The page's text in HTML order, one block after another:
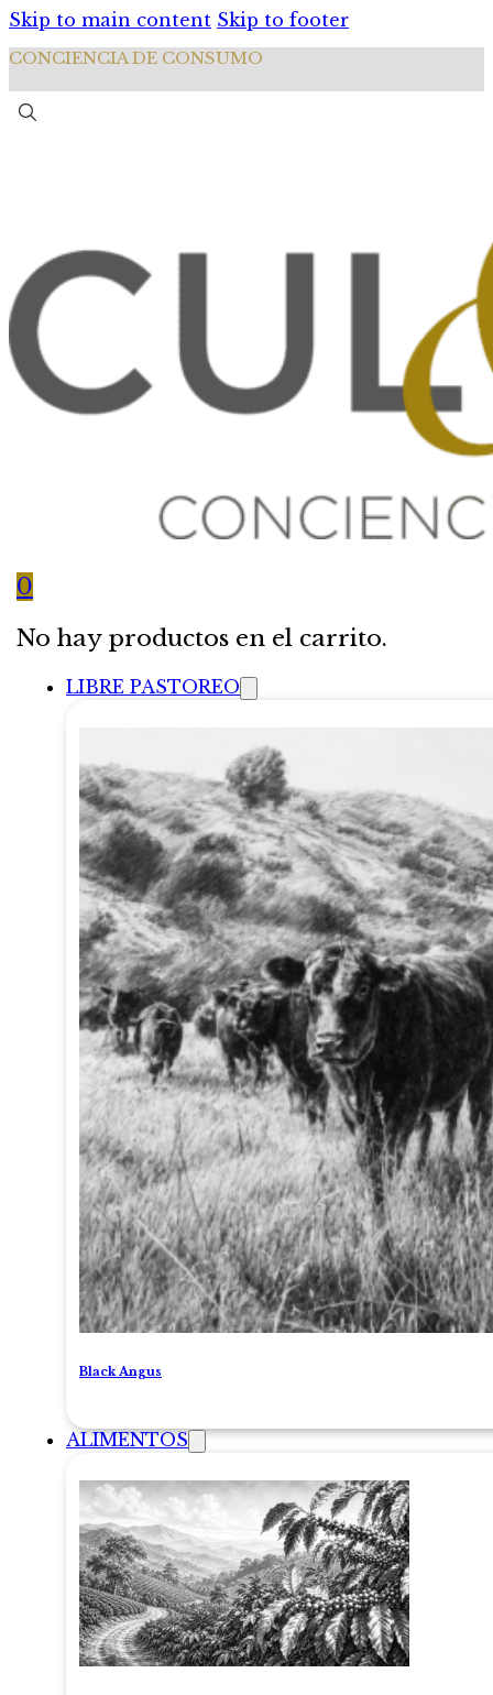
Skip to main content Skip to footer
CONCIENCIA DE CONSUMO
0
No hay productos en el carrito.
LIBRE PASTOREO
Black Angus
ALIMENTOS